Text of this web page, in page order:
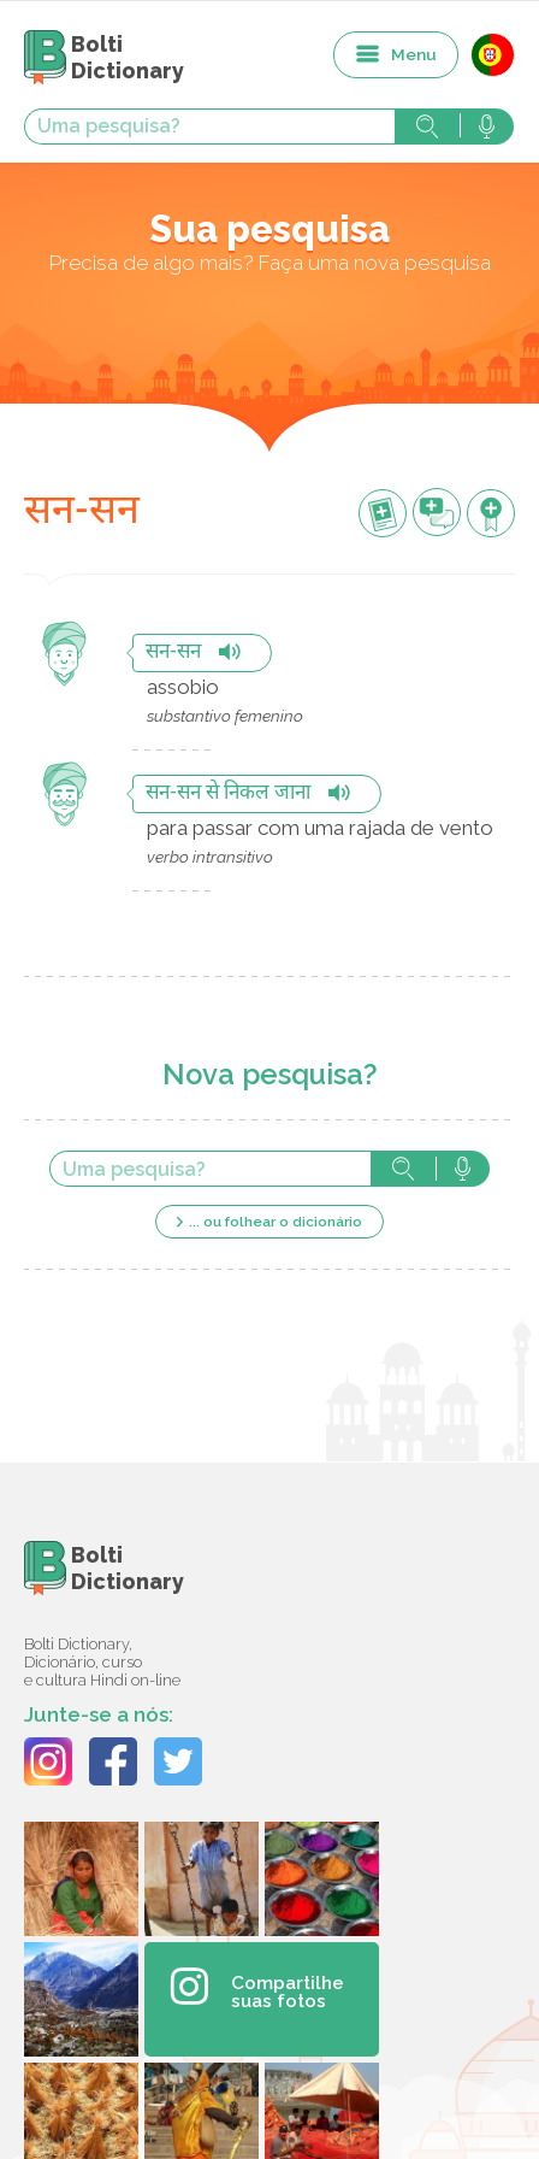
Bolti
Dictionary
Menu
Sua pesquisa
Precisa de algo mais? Faça uma nova pesquisa
सन-सन
सन-सन
assobio
substantivo femenino
सन-सन से निकल जाना
para passar com uma rajada de vento
verbo intransitivo
Nova pesquisa?
... ou folhear o dicionário
Bolti
Dictionary
Bolti Dictionary,
Dicionário, curso
e cultura Hindi on-line
Junte-se a nós:
Compartilhe
suas fotos